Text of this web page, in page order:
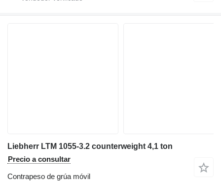
Liebherr LTM 1055-3.2 counterweight 4,1 ton
Precio a consultar
Contrapeso de grúa móvil